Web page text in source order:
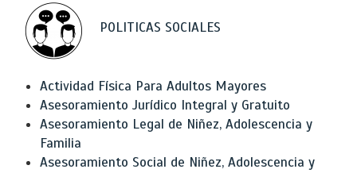
POLITICAS SOCIALES
Actividad Física Para Adultos Mayores
Asesoramiento Jurídico Integral y Gratuito
Asesoramiento Legal de Niñez, Adolescencia y
Familia
Asesoramiento Social de Niñez, Adolescencia y